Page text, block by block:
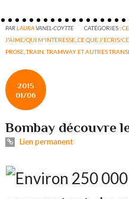
PARLAURAVANEL-COYTTE CATÉGORIES :
J'AIME/QUI M'INTERESSE ,CE QUE J'ECRIS/
PROSE ,TRAIN, TRAMWAY ET AUTRES
2015
01/06
Bombay découvre
Lien permanent